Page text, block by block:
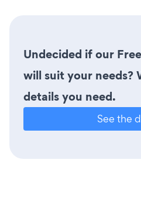
Undecided if our
will suit your needs?
details you need.
See the